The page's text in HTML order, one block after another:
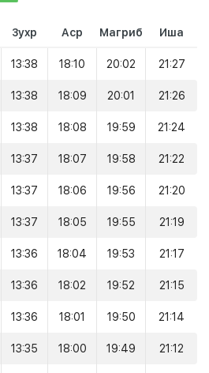
Зухр Аср Магриб Иша
13:38 18:10 20:02 21:27
13:38 18:09 20:01 21:26
13:38 18:08 19:59 21:24
13:37 18:07 19:58 21:22
13:37 18:06 19:56 21:20
13:37 18:05 19:55 21:19
13:36 18:04 19:53 21:17
13:36 18:02 19:52 21:15
13:36 18:01 19:50 21:14
13:35 18:00 19:49 21:12